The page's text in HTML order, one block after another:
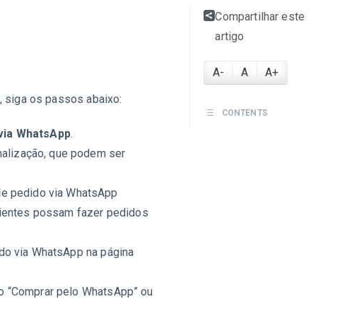
siga os passos abaixo:
WhatsApp.
que podem ser
pedido via WhatsApp
possam fazer pedidos
via WhatsApp na página
pelo WhatsApp” ou
Compartilhar este
artigo
A- A A+
CONTENTS